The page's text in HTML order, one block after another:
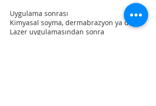
Uygulama sonrası
Kimyasal soyma, dermabrazyon ya da
Lazer uygulamasından sonra